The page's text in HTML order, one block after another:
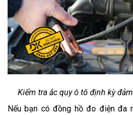
Kiểm tra ắc quy ô tô định kỳ
Nếu bạn có đồng hồ đo điện đa